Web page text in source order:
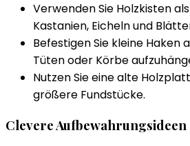
Verwenden Sie Holzkisten
Kastanien, Eicheln und
Befestigen Sie kleine Haken
Tüten oder Körbe
Nutzen Sie eine alte
größere Fundstücke.
Clevere Aufbewahrungsideen